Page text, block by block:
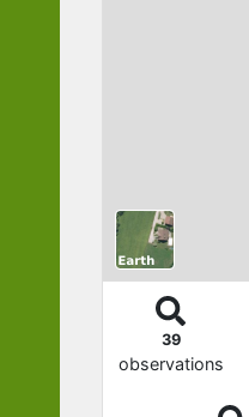
39
observations